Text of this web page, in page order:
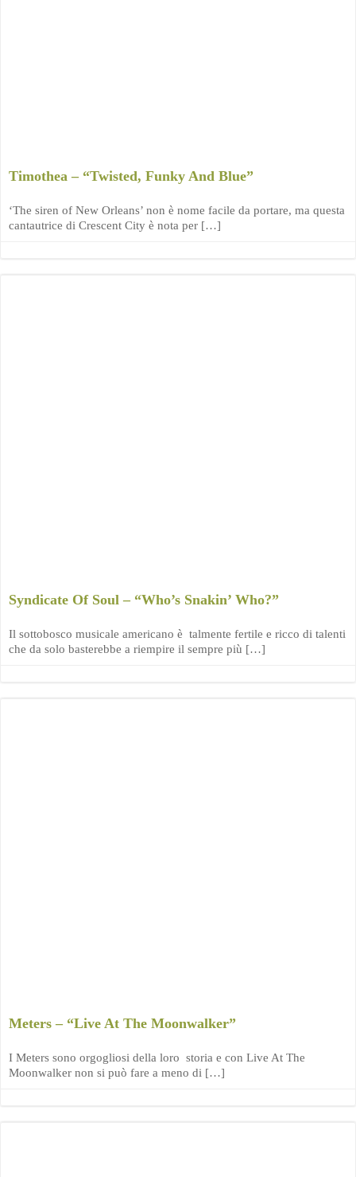
Timothea – “Twisted, Funky And Blue”
‘The siren of New Orleans’ non è nome facile da portare, ma questa
cantautrice di Crescent City è nota per […]
Syndicate Of Soul – “Who’s Snakin’ Who?”
Il sottobosco musicale americano è talmente fertile e ricco di talenti
che da solo basterebbe a riempire il sempre più […]
Meters – “Live At The Moonwalker”
I Meters sono orgogliosi della loro storia e con Live At The
Moonwalker non si può fare a meno di […]